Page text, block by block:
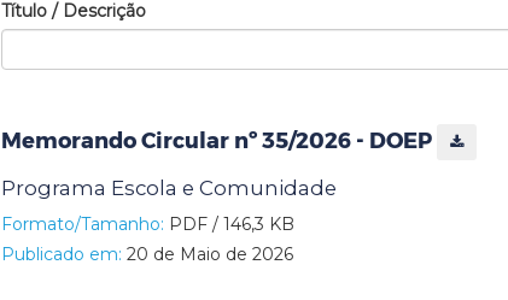
Título / Descrição
Memorando Circular nº 35/2026 - DOEP
Programa Escola e Comunidade
Formato/Tamanho: PDF / 146,3 KB
Publicado em: 20 de Maio de 2026